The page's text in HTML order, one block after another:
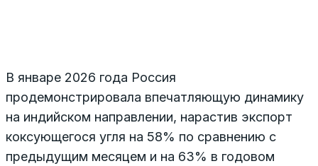
В январе 2026 года Россия
продемонстрировала впечатляющую динамику
на индийском направлении, нарастив экспорт
коксующегося угля на 58% по сравнению с
предыдущим месяцем и на 63% в годовом